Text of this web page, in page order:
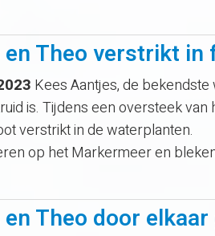
en Theo verstrikt
Kees Aantjes, de
is. Tijdens een oversteek
verstrikt in de waterplanten.
op het Markermeer en
en Theo door